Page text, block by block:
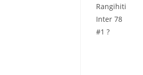
Rangihiti
Inter 78
#1 ?